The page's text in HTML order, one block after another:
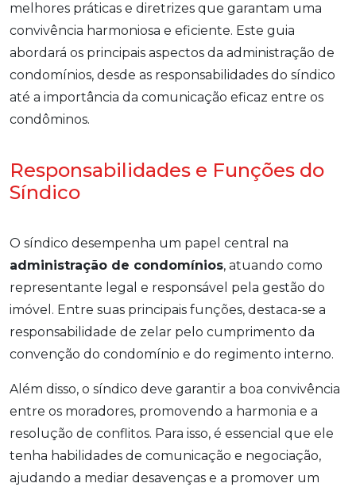
melhores práticas e diretrizes que garantam uma
convivência harmoniosa e eficiente. Este guia
abordará os principais aspectos da administração de
condomínios, desde as responsabilidades do síndico
até a importância da comunicação eficaz entre os
condôminos.
Responsabilidades e Funções do
Síndico
O síndico desempenha um papel central na
administração de condomínios, atuando como
representante legal e responsável pela gestão do
imóvel. Entre suas principais funções, destaca-se a
responsabilidade de zelar pelo cumprimento da
convenção do condomínio e do regimento interno.
Além disso, o síndico deve garantir a boa convivência
entre os moradores, promovendo a harmonia e a
resolução de conflitos. Para isso, é essencial que ele
tenha habilidades de comunicação e negociação,
ajudando a mediar desavenças e a promover um